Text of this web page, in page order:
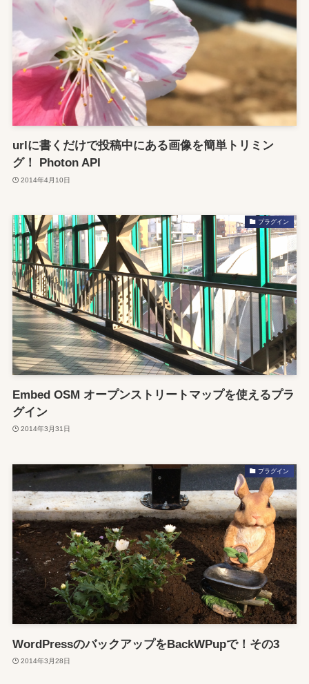
urlに書くだけで投稿中にある画像を簡単トリミン
グ！ Photon API
2014年4月10日
プラグイン
Embed OSM オープンストリートマップを使えるプラ
グイン
2014年3月31日
プラグイン
WordPressのバックアップをBackWPupで！その3
2014年3月28日